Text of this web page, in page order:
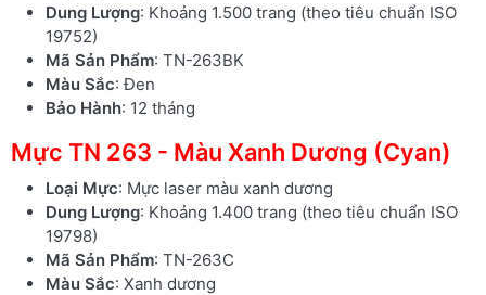
Dung Lượng: Khoảng 1.500 trang (theo tiêu chuẩn ISO
19752)
Mã Sản Phẩm: TN-263BK
Màu Sắc: Đen
Bảo Hành: 12 tháng
Mực TN 263 - Màu Xanh Dương (Cyan)
Loại Mực: Mực laser màu xanh dương
Dung Lượng: Khoảng 1.400 trang (theo tiêu chuẩn ISO
19798)
Mã Sản Phẩm: TN-263C
Màu Sắc: Xanh dương